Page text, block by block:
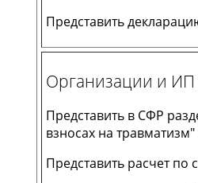
Представить
Организации и ИП
Представить в СФР
взносах на травматизм"
Представить расчет по